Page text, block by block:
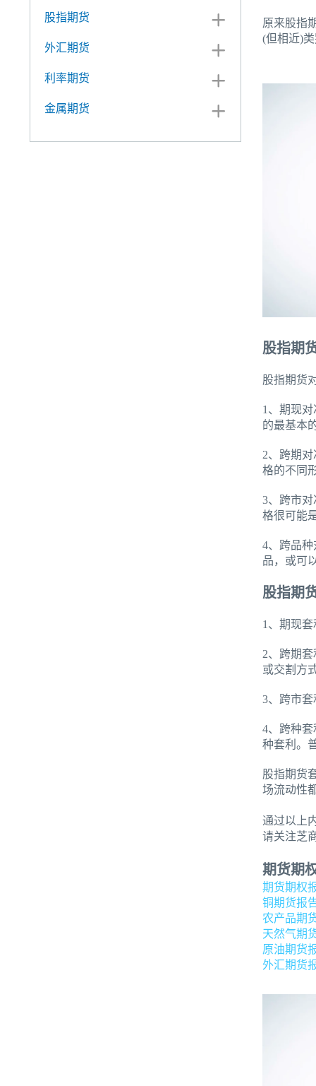
股指期货
外汇期货
利率期货
金属期货
原来股指
(但相近)
股指期
股指期货
1、期现
的最基本
2、跨期
格的不同
3、跨市
格很可能
4、跨品
品，或可
股指期
1、期现
2、跨期
或交割方
3、跨市
4、跨种
种套利。
股指期货
场流动性
通过以上
请关注芝
期货期
期货期权
铜期货报
农产品期
天然气期
原油期货
外汇期货